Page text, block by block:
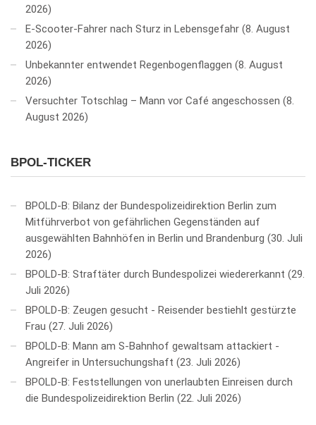
2026
E-Scooter-Fahrer nach Sturz in Lebensgefahr 8. August
2026
Unbekannter entwendet Regenbogenflaggen 8. August
2026
Versuchter Totschlag – Mann vor Café angeschossen 8.
August 2026
BPOL-TICKER
BPOLD-B: Bilanz der Bundespolizeidirektion Berlin zum
Mitführverbot von gefährlichen Gegenständen auf
ausgewählten Bahnhöfen in Berlin und Brandenburg 30. Juli
2026
BPOLD-B: Straftäter durch Bundespolizei wiedererkannt
29.
Juli 2026
BPOLD-B: Zeugen gesucht - Reisender bestiehlt gestürzte
Frau
27. Juli 2026
BPOLD-B: Mann am S-Bahnhof gewaltsam attackiert -
Angreifer in Untersuchungshaft
23. Juli 2026
BPOLD-B: Feststellungen von unerlaubten Einreisen durch
die Bundespolizeidirektion Berlin
22. Juli 2026